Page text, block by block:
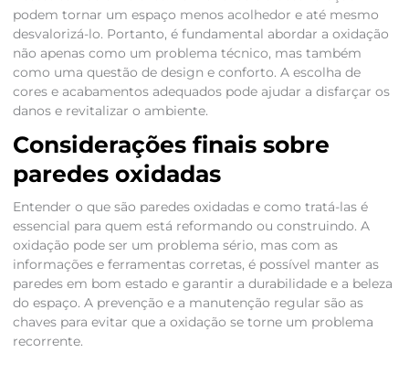
podem tornar um espaço menos acolhedor e até mesmo
desvalorizá-lo. Portanto, é fundamental abordar a oxidação
não apenas como um problema técnico, mas também
como uma questão de design e conforto. A escolha de
cores e acabamentos adequados pode ajudar a disfarçar os
danos e revitalizar o ambiente.
Considerações finais sobre
paredes oxidadas
Entender o que são paredes oxidadas e como tratá-las é
essencial para quem está reformando ou construindo. A
oxidação pode ser um problema sério, mas com as
informações e ferramentas corretas, é possível manter as
paredes em bom estado e garantir a durabilidade e a beleza
do espaço. A prevenção e a manutenção regular são as
chaves para evitar que a oxidação se torne um problema
recorrente.